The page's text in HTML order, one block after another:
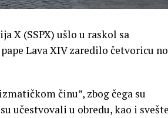
X (SSPX) ušlo u raskol sa
Lava XIV zaredilo četvoricu
činu”, zbog čega su
učestvovali u obredu, kao i